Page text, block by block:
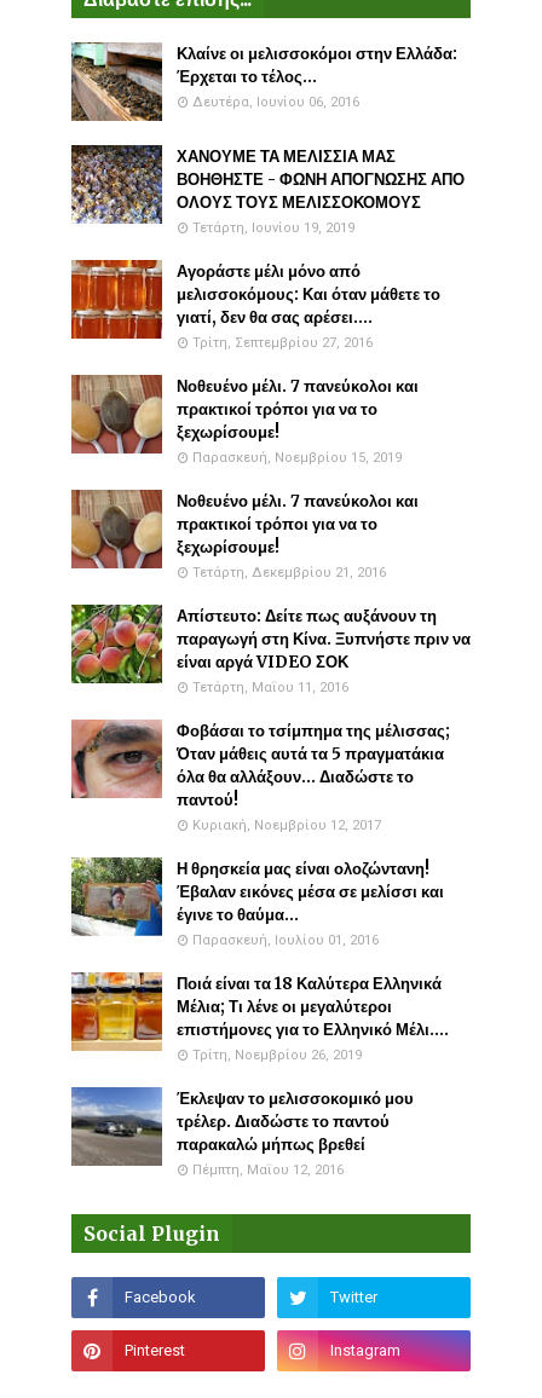
Κλαίνε οι μελισσοκόμοι στην Ελλάδα:
Έρχεται το τέλος...
Δευτέρα, Ιουνίου 06, 2016
ΧΑΝΟΥΜΕ ΤΑ ΜΕΛΙΣΣΙΑ ΜΑΣ
ΒΟΗΘΗΣΤΕ - ΦΩΝΗ ΑΠΟΓΝΩΣΗΣ ΑΠΟ
ΟΛΟΥΣ ΤΟΥΣ ΜΕΛΙΣΣΟΚΟΜΟΥΣ
Τετάρτη, Ιουνίου 19, 2019
Αγοράστε μέλι μόνο από
μελισσοκόμους: Και όταν μάθετε το
γιατί, δεν θα σας αρέσει....
Τρίτη, Σεπτεμβρίου 27, 2016
Νοθευένο μέλι. 7 πανεύκολοι και
πρακτικοί τρόποι για να το
ξεχωρίσουμε!
Παρασκευή, Νοεμβρίου 15, 2019
Νοθευένο μέλι. 7 πανεύκολοι και
πρακτικοί τρόποι για να το
ξεχωρίσουμε!
Τετάρτη, Δεκεμβρίου 21, 2016
Απίστευτο: Δείτε πως αυξάνουν τη
παραγωγή στη Κίνα. Ξυπνήστε πριν να
είναι αργά VIDEO ΣΟΚ
Τετάρτη, Μαΐου 11, 2016
Φοβάσαι το τσίμπημα της μέλισσας;
Όταν μάθεις αυτά τα 5 πραγματάκια
όλα θα αλλάξουν... Διαδώστε το
παντού!
Κυριακή, Νοεμβρίου 12, 2017
Η θρησκεία μας είναι ολοζώντανη!
Έβαλαν εικόνες μέσα σε μελίσσι και
έγινε το θαύμα...
Παρασκευή, Ιουλίου 01, 2016
Ποιά είναι τα 18 Καλύτερα Ελληνικά
Μέλια; Τι λένε οι μεγαλύτεροι
επιστήμονες για το Ελληνικό Μέλι....
Τρίτη, Νοεμβρίου 26, 2019
Έκλεψαν το μελισσοκομικό μου
τρέλερ. Διαδώστε το παντού
παρακαλώ μήπως βρεθεί
Πέμπτη, Μαΐου 12, 2016
Social Plugin